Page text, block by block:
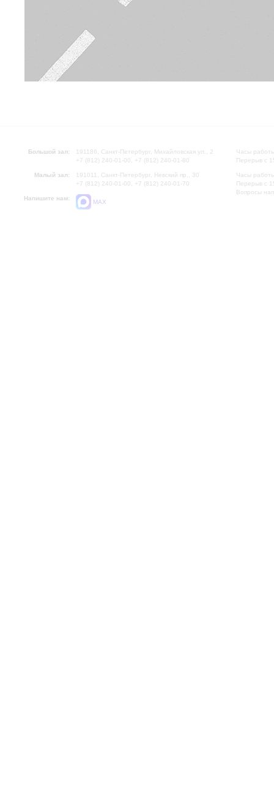
Большой зал:
191186, Санкт-Петербург, Михайловская ул., 2
+7 (812) 240-01-00, +7 (812) 240-01-80
Малый зал:
191011, Санкт-Петербург, Невский пр., 30
+7 (812) 240-01-00, +7 (812) 240-01-70
Напишите нам:
MAX
Часы
Перерыв с
Часы
Перерыв с
Вопросы